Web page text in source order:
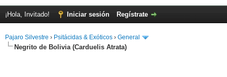
¡Hola, Invitado! Iniciar sesión Regístrate
Pajaro Silvestre › Psitácidas & Exóticos › General
Negrito de Bolivia (Carduelis Atrata)